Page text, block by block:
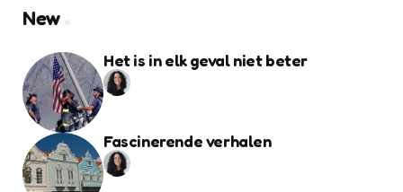
New
Het is in elk geval niet beter
Fascinerende verhalen